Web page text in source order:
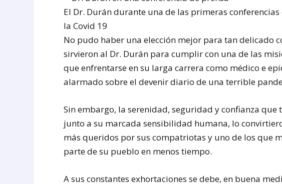
El Dr. Durán durante una de las primeras
la Covid 19
No pudo haber una elección mejor para tan delicado
sirvieron al Dr. Durán para cumplir con una de las
que enfrentarse en su larga carrera como médico e
alarmado sobre el devenir diario de una terrible
Sin embargo, la serenidad, seguridad y confianza
junto a su marcada sensibilidad humana, lo
más queridos por sus compatriotas y uno de los que
parte de su pueblo en menos tiempo.
A sus constantes exhortaciones se debe, en buena